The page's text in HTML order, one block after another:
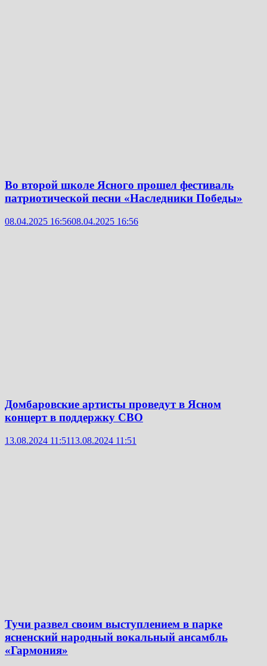
Во второй школе Ясного прошел фестиваль
патриотической песни «Наследники Победы»
08.04.2025 16:5608.04.2025 16:56
Домбаровские артисты проведут в Ясном
концерт в поддержку СВО
13.08.2024 11:5113.08.2024 11:51
Тучи развел своим выступлением в парке
ясненский народный вокальный ансамбль
«Гармония»